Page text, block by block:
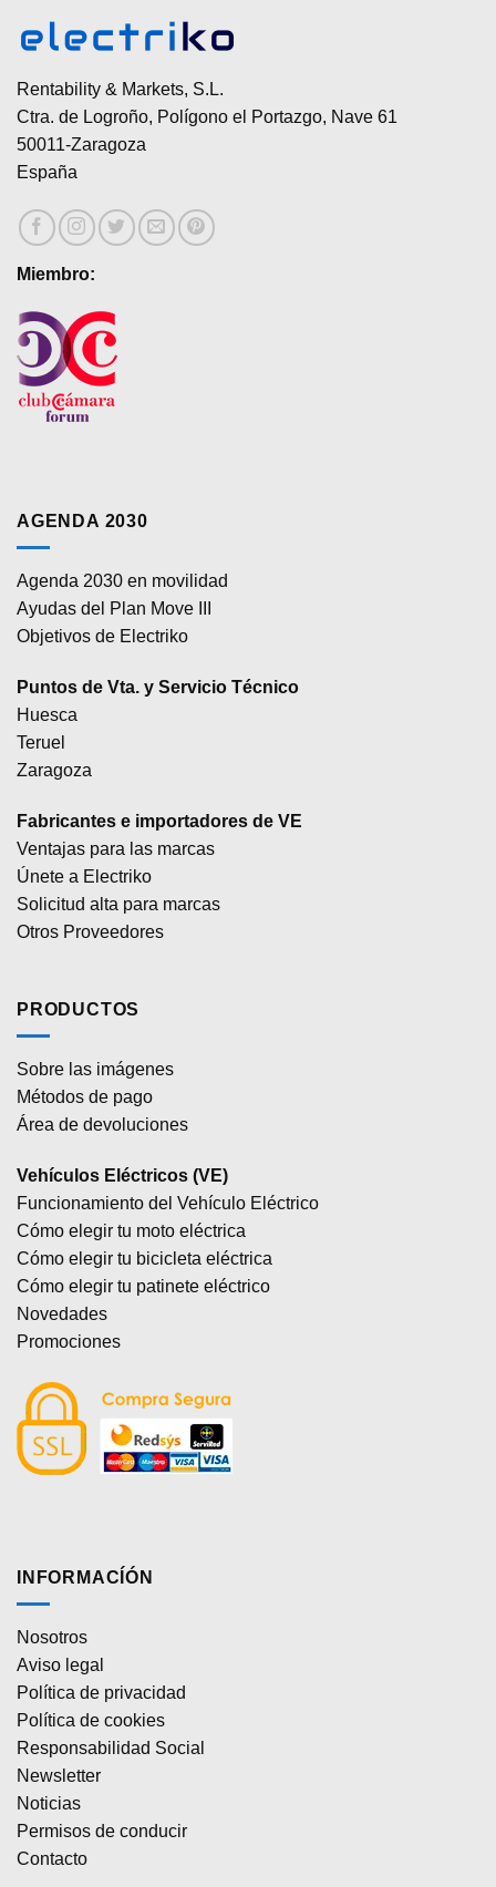
Rentability & Markets, S.L.
Ctra. de Logroño, Polígono el Portazgo, Nave 61
50011-Zaragoza
España
Miembro:
AGENDA 2030
Agenda 2030 en movilidad
Ayudas del Plan Move III
Objetivos de Electriko
Puntos de Vta. y Servicio Técnico
Huesca
Teruel
Zaragoza
Fabricantes e importadores de VE
Ventajas para las marcas
Únete a Electriko
Solicitud alta para marcas
Otros Proveedores
PRODUCTOS
Sobre las imágenes
Métodos de pago
Área de devoluciones
Vehículos Eléctricos (VE)
Funcionamiento del Vehículo Eléctrico
Cómo elegir tu moto eléctrica
Cómo elegir tu bicicleta eléctrica
Cómo elegir tu patinete eléctrico
Novedades
Promociones
INFORMACÍÓN
Nosotros
Aviso legal
Política de privacidad
Política de cookies
Responsabilidad Social
Newsletter
Noticias
Permisos de conducir
Contacto